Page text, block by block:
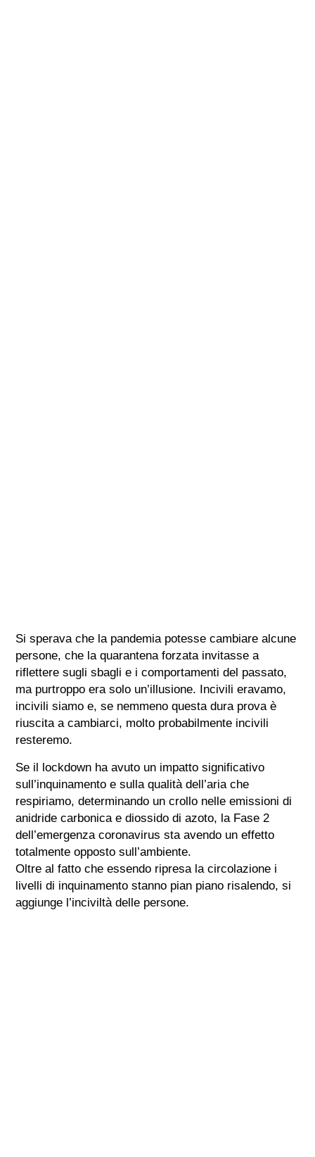
Si sperava che la pandemia potesse cambiare alcune
persone, che la quarantena forzata invitasse a
riflettere sugli sbagli e i comportamenti del passato,
ma purtroppo era solo un’illusione. Incivili eravamo,
incivili siamo e, se nemmeno questa dura prova è
riuscita a cambiarci, molto probabilmente incivili
resteremo.
Se il lockdown ha avuto un impatto significativo
sull’inquinamento e sulla qualità dell’aria che
respiriamo, determinando un crollo nelle emissioni di
anidride carbonica e diossido di azoto, la Fase 2
dell’emergenza coronavirus sta avendo un effetto
totalmente opposto sull’ambiente.
Oltre al fatto che essendo ripresa la circolazione i
livelli di inquinamento stanno pian piano risalendo, si
aggiunge l’inciviltà delle persone.